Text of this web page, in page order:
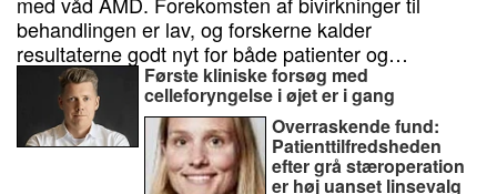
behandlingen er lav, og forskerne kalder
resultaterne godt nyt for både patienter og…
Første kliniske forsøg med
celleforyngelse i øjet er i gang
Overraskende fund:
Patienttilfredsheden
efter grå stæroperation
er høj uanset linsevalg